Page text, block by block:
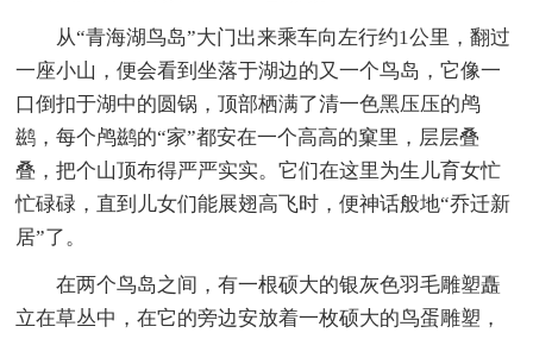
从“青海湖鸟岛”大门出来乘车向左行约1公里，翻过
一座小山，便会看到坐落于湖边的又一个鸟岛，它像一
口倒扣于湖中的圆锅，顶部栖满了清一色黑压压的鸬
鹚，每个鸬鹚的“家”都安在一个高高的窠里，层层叠
叠，把个山顶布得严严实实。它们在这里为生儿育女忙
忙碌碌，直到儿女们能展翅高飞时，便神话般地“乔迁新
居”了。
在两个鸟岛之间，有一根硕大的银灰色羽毛雕塑矗
立在草丛中，在它的旁边安放着一枚硕大的鸟蛋雕塑，